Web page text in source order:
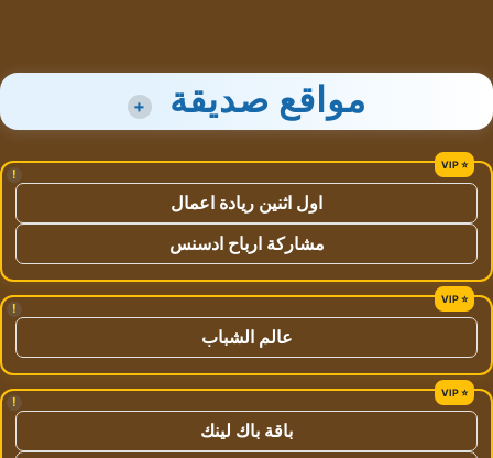
مواقع صديقة +
!
اول اثنين ريادة اعمال
مشاركة ارباح ادسنس
!
عالم الشباب
!
باقة باك لينك